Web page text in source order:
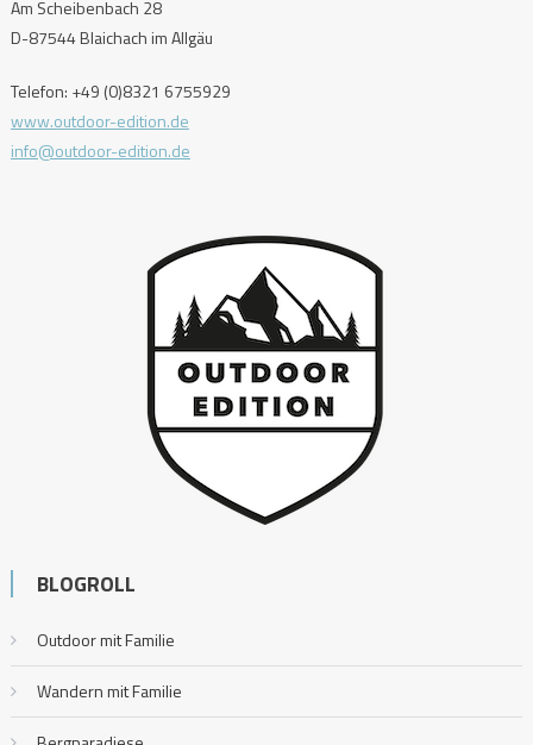
Am Scheibenbach 28
D-87544 Blaichach im Allgäu
Telefon: +49 (0)8321 6755929
www.outdoor-edition.de
info@outdoor-edition.de
BLOGROLL
Outdoor mit Familie
Wandern mit Familie